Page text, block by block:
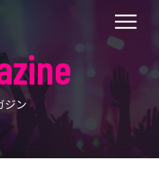
ジン